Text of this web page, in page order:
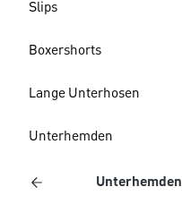
Slips
Boxershorts
Lange Unterhosen
Unterhemden
Unterhemden